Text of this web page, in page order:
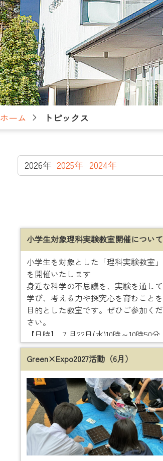
ホーム トピックス
2026年 2025年 2024年
小学生対象理科実験教室開催について
小学生を対象とした「理科実験教室」
を開催いたします
身近な科学の不思議を、実験を通して
学び、考える力や探究心を育むことを
目的とした教室です。ぜひご参加くだ
さい。
【日時】 ７月22日(水)10時～10時50分
【場所】 柏木学園高等学校 理科実
験室A
【内容】 いろいろな紙飛行機をつく
ってみよう
【持ち物】 暑さ対策としての水筒、
タオル、筆記用具
【参加費】 無料
参加をご希望される方は、チラシの7
月17日(金)までに下記のQRコードから
お申し込みください。
Green×Expo2027活動（6月）